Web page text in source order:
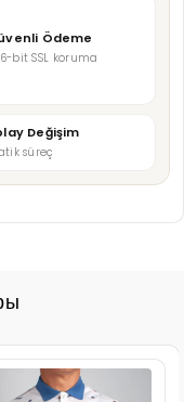
Ödeme
bit SSL koruma
Değişim
süreç